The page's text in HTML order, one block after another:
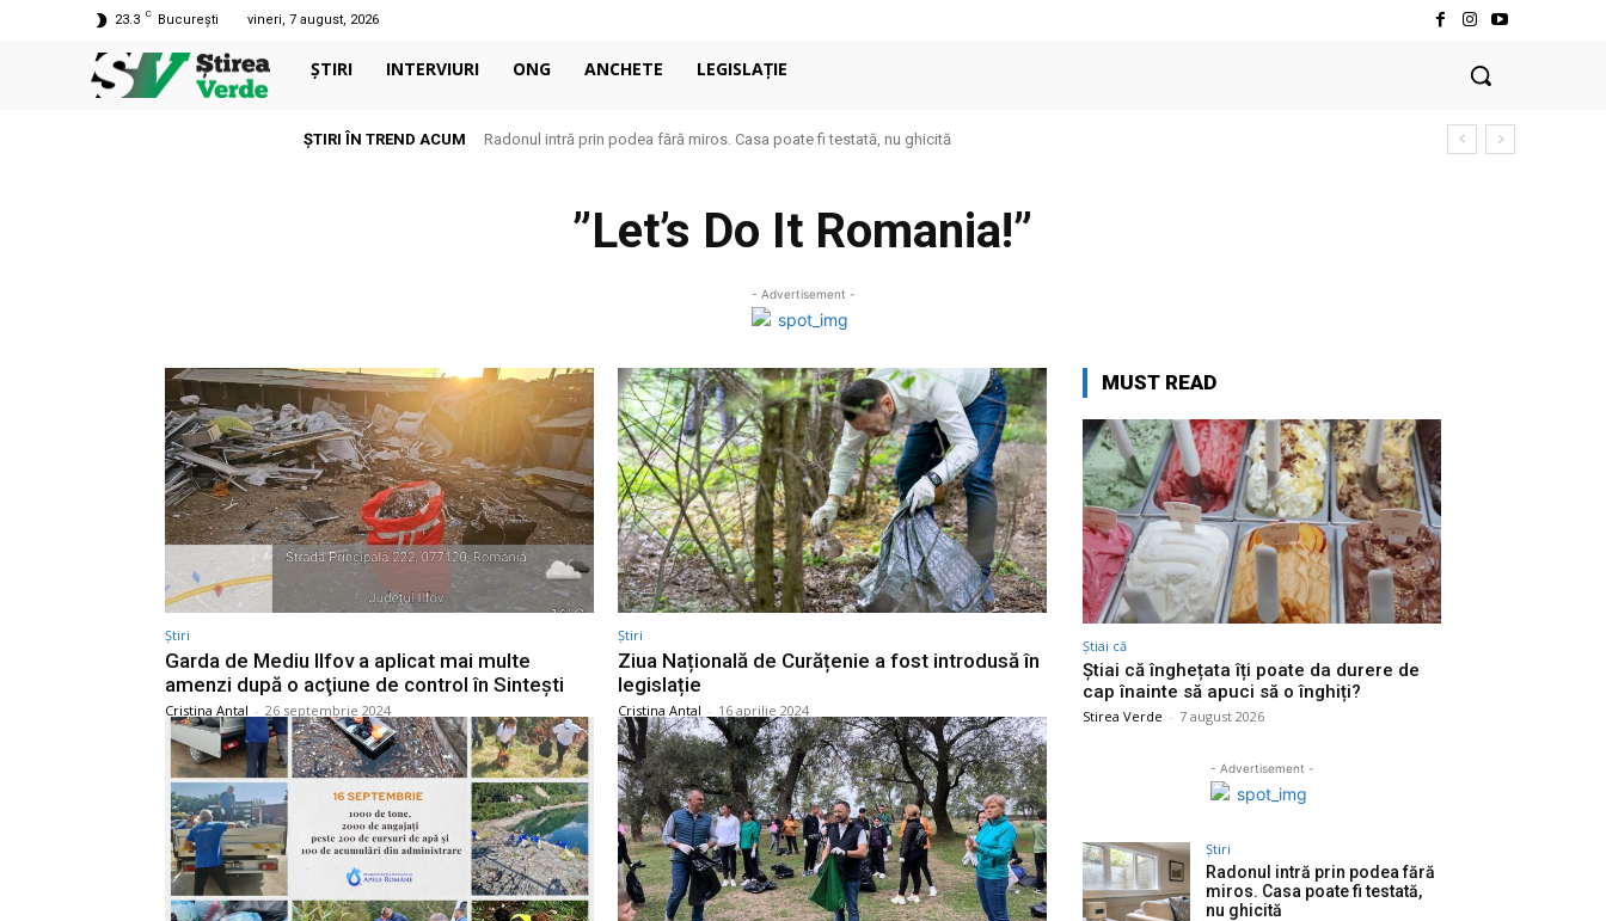
23.3 C București vineri, 7 august, 2026
ȘTIRI INTERVIURI ONG ANCHETE LEGISLAȚIE
ȘTIRI ÎN TREND ACUM Radonul intră prin podea fără miros. Casa poate fi testată, nu ghicită
”Let’s Do It Romania!”
- Advertisement -
Știri
Garda de Mediu Ilfov a aplicat mai multe
amenzi după o acţiune de control în Sinteşti
Cristina Antal - 26 septembrie 2024
Știri
Ziua Națională de Curățenie a fost introdusă în
legislație
Cristina Antal - 16 aprilie 2024
MUST READ
Știai că
Știai că înghețata îți poate da durere de
cap înainte să apuci să o înghiți?
Stirea Verde - 7 august 2026
- Advertisement -
Știri
Radonul intră prin podea fără
miros. Casa poate fi testată,
nu ghicită